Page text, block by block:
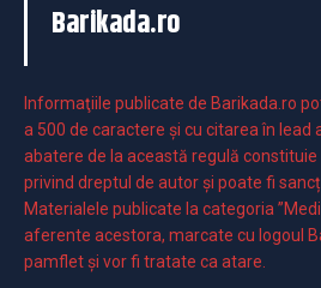
Barikada.ro
Informaţiile publicate de Barikada.ro
a 500 de caractere şi cu citarea în lead
abatere de la această regulă
privind dreptul de autor și poate fi
Materialele publicate la categoria
aferente acestora, marcate cu logoul
pamflet și vor fi tratate ca atare.